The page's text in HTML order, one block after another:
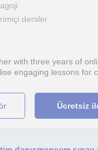
dersler
with three years of
engaging lessons for
Ücretsiz